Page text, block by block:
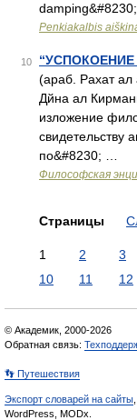
Penkiakalbis
10 “УСПОКОЕНИЕ
(араб. Рахат
Дйна ал
изложение
свидетельству
по&#8230; …
Философская
Страницы
1 2 3
10
11 12
© Академик, 2000-2026
Обратная связь:
👣 Путешествия
Экспорт словарей на сайты
WordPress, MODx.